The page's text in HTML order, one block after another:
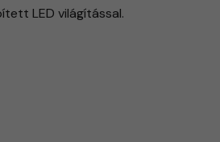
LED világítással.